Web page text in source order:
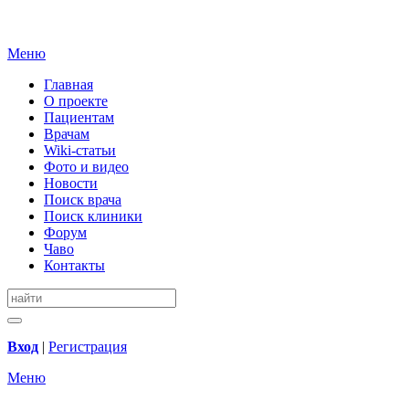
Меню
Главная
О проекте
Пациентам
Врачам
Wiki-статьи
Фото и видео
Новости
Поиск врача
Поиск клиники
Форум
Чаво
Контакты
Вход | Регистрация
Меню